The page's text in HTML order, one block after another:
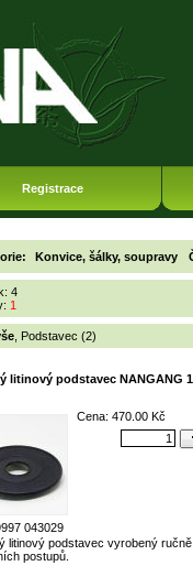
Registrace
Konvice, šálky, soupravy
4
1
Podstavec (2)
litinový podstavec NANGANG
043029
Cena: 470.00 Kč
litinový podstavec vyrobený ručně
postupů.